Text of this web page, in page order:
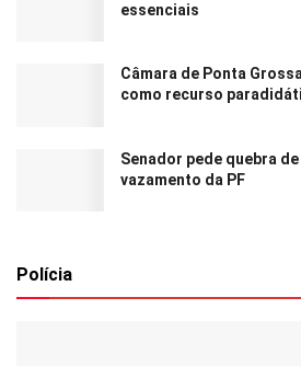
essenciais
Câmara de Ponta
como recurso
Senador pede quebra
vazamento da PF
Polícia